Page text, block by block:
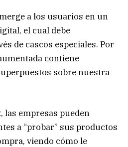
a los usuarios en un
el cual debe
de cascos especiales. Por
contiene
sobre nuestra
las empresas pueden
a “probar” sus productos
viendo cómo le